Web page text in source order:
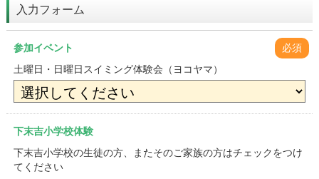
入力フォーム
参加イベント
必須
土曜日・日曜日スイミング体験会（ヨコヤマ）
下末吉小学校体験
下末吉小学校の生徒の方、またそのご家族の方はチェックをつけ
てください